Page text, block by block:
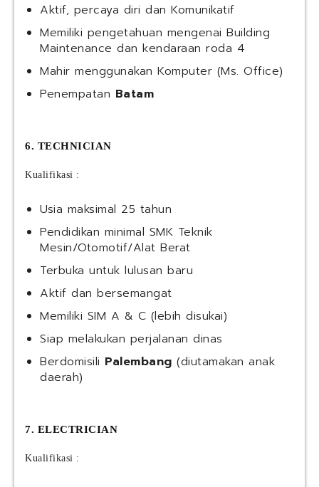
Aktif, percaya diri dan Komunikatif
Memiliki pengetahuan mengenai Building
Maintenance dan kendaraan roda 4
Mahir menggunakan Komputer (Ms. Office)
Penempatan Batam
6. TECHNICIAN
Kualifikasi :
Usia maksimal 25 tahun
Pendidikan minimal SMK Teknik
Mesin/Otomotif/Alat Berat
Terbuka untuk lulusan baru
Aktif dan bersemangat
Memiliki SIM A & C (lebih disukai)
Siap melakukan perjalanan dinas
Berdomisili Palembang (diutamakan anak
daerah)
7. ELECTRICIAN
Kualifikasi :